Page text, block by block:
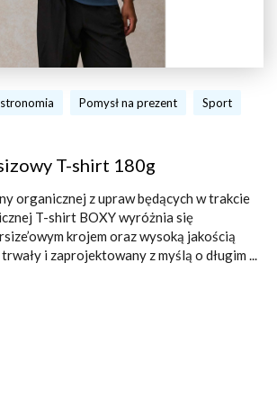
Pomysł na prezent
Sport
T-shirt 180g
organicznej z upraw będących w trakcie
T-shirt BOXY wyróżnia się
krojem oraz wysoką jakością
i zaprojektowany z myślą o długim ...